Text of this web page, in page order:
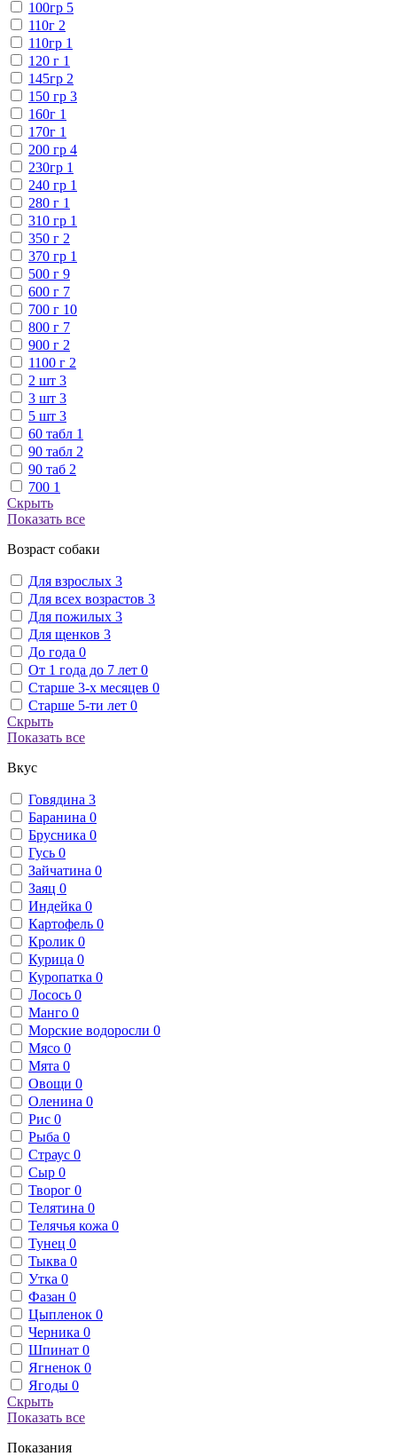
100гр 5
110г 2
110гр 1
120 г 1
145гр 2
150 гр 3
160г 1
170г 1
200 гр 4
230гр 1
240 гр 1
280 г 1
310 гр 1
350 г 2
370 гр 1
500 г 9
600 г 7
700 г 10
800 г 7
900 г 2
1100 г 2
2 шт 3
3 шт 3
5 шт 3
60 табл 1
90 табл 2
90 таб 2
700 1
Скрыть
Показать все
Возраст собаки
Для взрослых 3
Для всех возрастов 3
Для пожилых 3
Для щенков 3
До года 0
От 1 года до 7 лет 0
Старше 3-х месяцев 0
Старше 5-ти лет 0
Скрыть
Показать все
Вкус
Говядина 3
Баранина 0
Брусника 0
Гусь 0
Зайчатина 0
Заяц 0
Индейка 0
Картофель 0
Кролик 0
Курица 0
Куропатка 0
Лосось 0
Манго 0
Морские водоросли 0
Мясо 0
Мята 0
Овощи 0
Оленина 0
Рис 0
Рыба 0
Страус 0
Сыр 0
Творог 0
Телятина 0
Телячья кожа 0
Тунец 0
Тыква 0
Утка 0
Фазан 0
Цыпленок 0
Черника 0
Шпинат 0
Ягненок 0
Ягоды 0
Скрыть
Показать все
Показания